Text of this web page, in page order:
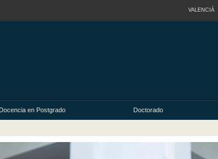
VALENCIÀ
Docencia en Postgrado Doctorado